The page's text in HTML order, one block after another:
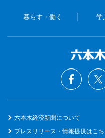
暮らす・働く 学
六本木経済新聞について
プレスリリース・情報提供はこ